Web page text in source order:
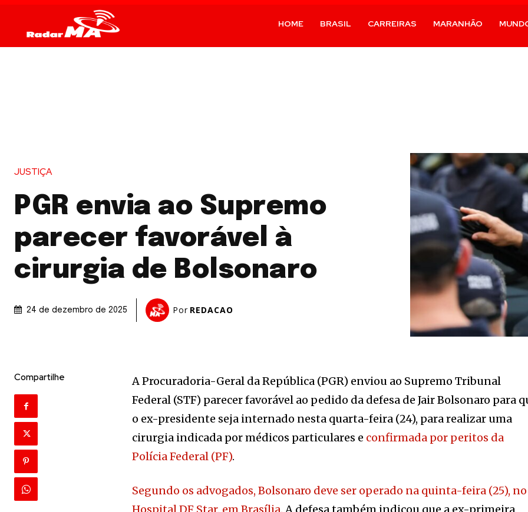
HOME BRASIL CARREIRAS MARANHÃO
JUSTIÇA
PGR envia ao Supremo
parecer favorável à
cirurgia de Bolsonaro
24 de dezembro de 2025 Por REDACAO
Compartilhe
A Procuradoria-Geral da República (PGR) enviou ao Supremo Tribunal
Federal (STF) parecer favorável ao pedido da defesa de Jair Bolsonaro para
o ex-presidente seja internado nesta quarta-feira (24), para realizar uma
cirurgia indicada por médicos particulares e confirmada por peritos da
Polícia Federal (PF).
Segundo os advogados, Bolsonaro deve ser operado na quinta-feira (25), no